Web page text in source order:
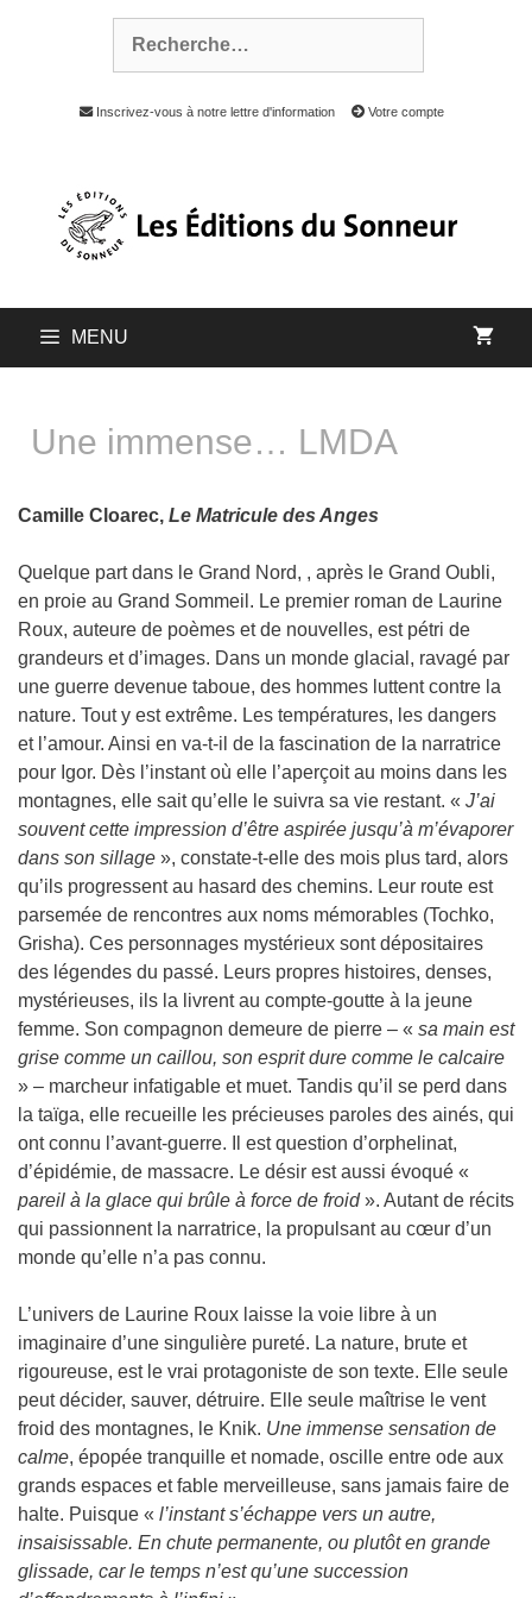
Inscrivez-vous à notre lettre d'information Votre compte
MENU
Une immense… LMDA
Camille Cloarec, Le Matricule des Anges
Quelque part dans le Grand Nord, , après le Grand Oubli,
en proie au Grand Sommeil. Le premier roman de Laurine
Roux, auteure de poèmes et de nouvelles, est pétri de
grandeurs et d’images. Dans un monde glacial, ravagé par
une guerre devenue taboue, des hommes luttent contre la
nature. Tout y est extrême. Les températures, les dangers
et l’amour. Ainsi en va-t-il de la fascination de la narratrice
pour Igor. Dès l’instant où elle l’aperçoit au moins dans les
montagnes, elle sait qu’elle le suivra sa vie restant. « J’ai
souvent cette impression d’être aspirée jusqu’à m’évaporer
dans son sillage », constate-t-elle des mois plus tard, alors
qu’ils progressent au hasard des chemins. Leur route est
parsemée de rencontres aux noms mémorables (Tochko,
Grisha). Ces personnages mystérieux sont dépositaires
des légendes du passé. Leurs propres histoires, denses,
mystérieuses, ils la livrent au compte-goutte à la jeune
femme. Son compagnon demeure de pierre – « sa main est
grise comme un caillou, son esprit dure comme le calcaire
» – marcheur infatigable et muet. Tandis qu’il se perd dans
la taïga, elle recueille les précieuses paroles des ainés, qui
ont connu l’avant-guerre. Il est question d’orphelinat,
d’épidémie, de massacre. Le désir est aussi évoqué «
pareil à la glace qui brûle à force de froid». Autant de récits
qui passionnent la narratrice, la propulsant au cœur d’un
monde qu’elle n’a pas connu.
L’univers de Laurine Roux laisse la voie libre à un
imaginaire d’une singulière pureté. La nature, brute et
rigoureuse, est le vrai protagoniste de son texte. Elle seule
peut décider, sauver, détruire. Elle seule maîtrise le vent
froid des montagnes, le Knik. Une immense sensation de
calme, épopée tranquille et nomade, oscille entre ode aux
grands espaces et fable merveilleuse, sans jamais faire de
halte. Puisque « l’instant s’échappe vers un autre,
insaisissable. En chute permanente, ou plutôt en grande
glissade, car le temps n’est qu’une succession